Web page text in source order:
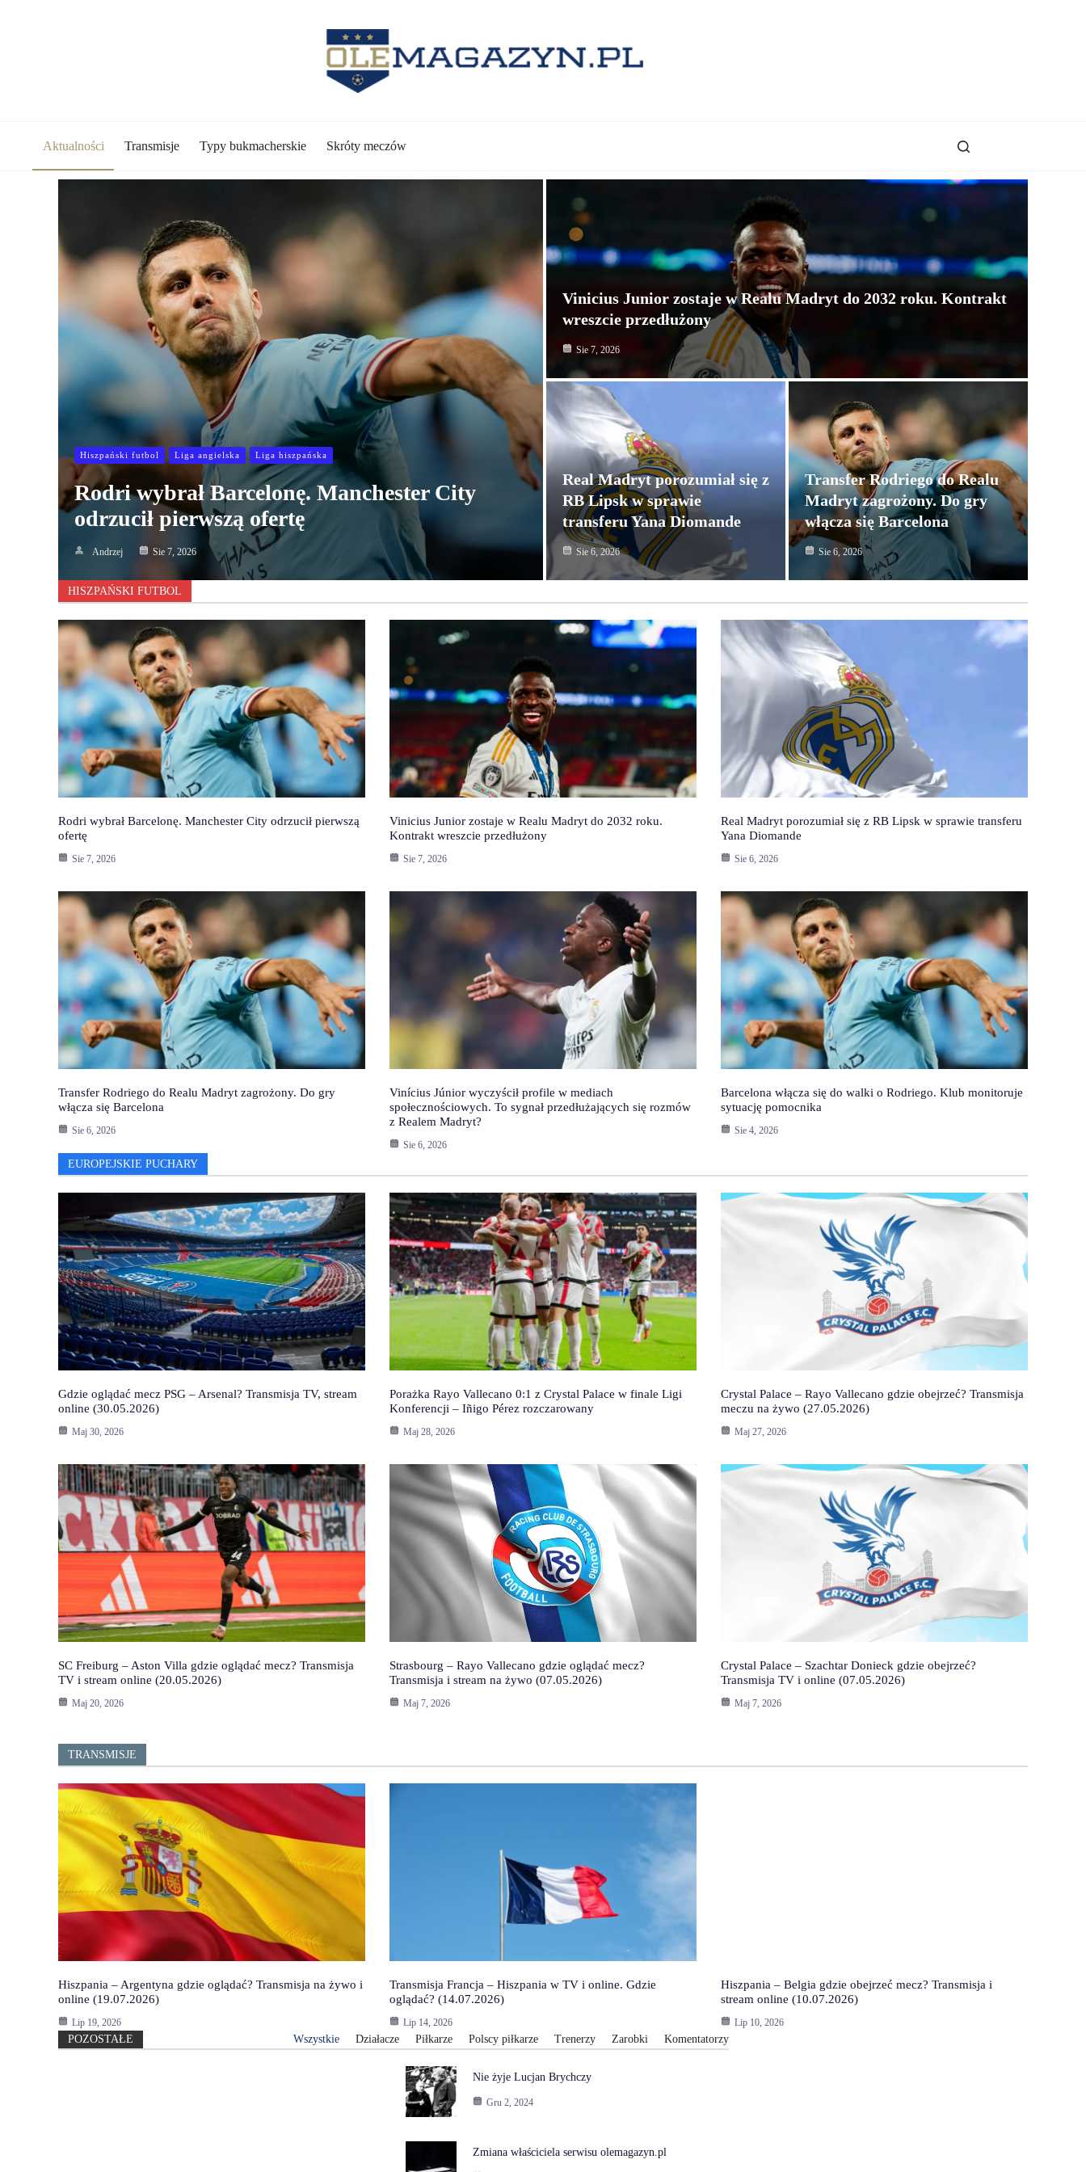
Aktualności Transmisje Typy bukmacherskie Skróty meczów
Hiszpański futbol Liga angielska Liga hiszpańska
Rodri wybrał Barcelonę. Manchester City
odrzucił pierwszą ofertę
Andrzej Sie 7, 2026
Vinicius Junior zostaje w Realu Madryt do 2032 roku. Kontrakt
wreszcie przedłużony
Sie 7, 2026
Real Madryt porozumiał się z
RB Lipsk w sprawie
transferu Yana Diomande
Sie 6, 2026
Transfer Rodriego do Realu
Madryt zagrożony. Do gry
włącza się Barcelona
Sie 6, 2026
HISZPAŃSKI FUTBOL
Rodri wybrał Barcelonę. Manchester City odrzucił pierwszą
ofertę
Sie 7, 2026
Vinicius Junior zostaje w Realu Madryt do 2032 roku.
Kontrakt wreszcie przedłużony
Sie 7, 2026
Real Madryt porozumiał się z RB Lipsk w sprawie transferu
Yana Diomande
Sie 6, 2026
Transfer Rodriego do Realu Madryt zagrożony. Do gry
włącza się Barcelona
Sie 6, 2026
Vinícius Júnior wyczyścił profile w mediach
społecznościowych. To sygnał przedłużających się rozmów
z Realem Madryt?
Sie 6, 2026
Barcelona włącza się do walki o Rodriego. Klub monitoruje
sytuację pomocnika
Sie 4, 2026
EUROPEJSKIE PUCHARY
Gdzie oglądać mecz PSG – Arsenal? Transmisja TV, stream
online (30.05.2026)
Maj 30, 2026
Porażka Rayo Vallecano 0:1 z Crystal Palace w finale Ligi
Konferencji – Iñigo Pérez rozczarowany
Maj 28, 2026
Crystal Palace – Rayo Vallecano gdzie obejrzeć? Transmisja
meczu na żywo (27.05.2026)
Maj 27, 2026
SC Freiburg – Aston Villa gdzie oglądać mecz? Transmisja
TV i stream online (20.05.2026)
Maj 20, 2026
Strasbourg – Rayo Vallecano gdzie oglądać mecz?
Transmisja i stream na żywo (07.05.2026)
Maj 7, 2026
Crystal Palace – Szachtar Donieck gdzie obejrzeć?
Transmisja TV i online (07.05.2026)
Maj 7, 2026
TRANSMISJE
Hiszpania – Argentyna gdzie oglądać? Transmisja na żywo i
online (19.07.2026)
Lip 19, 2026
Transmisja Francja – Hiszpania w TV i online. Gdzie
oglądać? (14.07.2026)
Lip 14, 2026
Hiszpania – Belgia gdzie obejrzeć mecz? Transmisja i
stream online (10.07.2026)
Lip 10, 2026
POZOSTAŁE Wszystkie Działacze Piłkarze Polscy piłkarze Trenerzy Zarobki Komentatorzy
Nie żyje Lucjan Brychczy
Gru 2, 2024
Zmiana właściciela serwisu olemagazyn.pl